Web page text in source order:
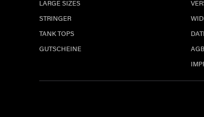
LARGE SIZES
STRINGER
TANK TOPS
GUTSCHEINE AGB